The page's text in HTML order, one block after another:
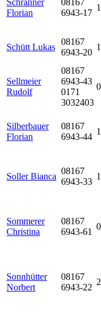
Schranner
Florian
08167
6943-17
Schütt Lukas
08167
6943-20
Sellmeier
Rudolf
08167
6943-43
0171
3032403
Silberbauer
Florian
08167
6943-44
Soller Bianca
08167
6943-33
Sommerer
Christina
08167
6943-61
Sonnhütter
Norbert
08167
6943-22